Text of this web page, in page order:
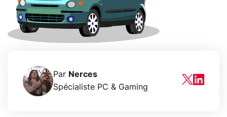
Par Nerces
Spécialiste PC & Gaming